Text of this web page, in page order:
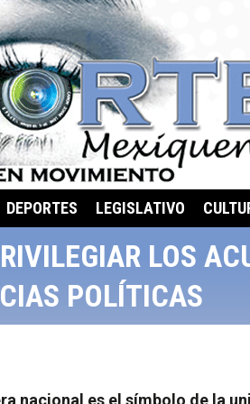
DEPORTES LEGISLATIVO
LOS
POLÍTICAS
nacional es el símbolo de la